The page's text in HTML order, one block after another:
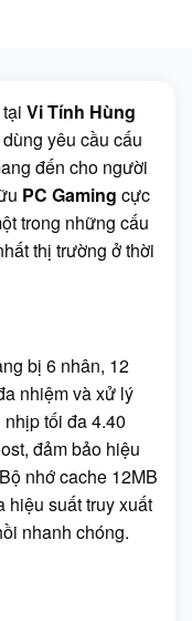
Vi Tính Hùng
yêu cầu cấu
đến cho người
PC Gaming cực
trong những cấu
thị trường ở thời
bị 6 nhân, 12
nhiệm và xử lý
tối đa 4.40
đảm bảo hiệu
nhớ cache 12MB
hiệu suất truy xuất
nhanh chóng.